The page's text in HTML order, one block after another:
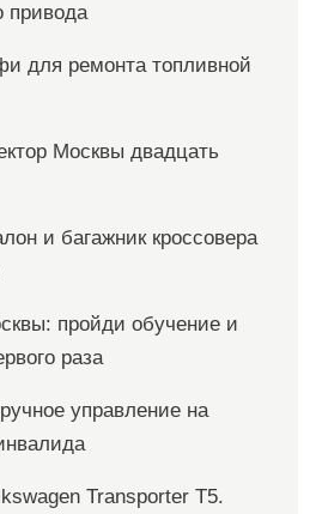
привода
для ремонта топливной
Москвы двадцать
и багажник кроссовера
пройди обучение и
раза
управление на
Transporter T5.